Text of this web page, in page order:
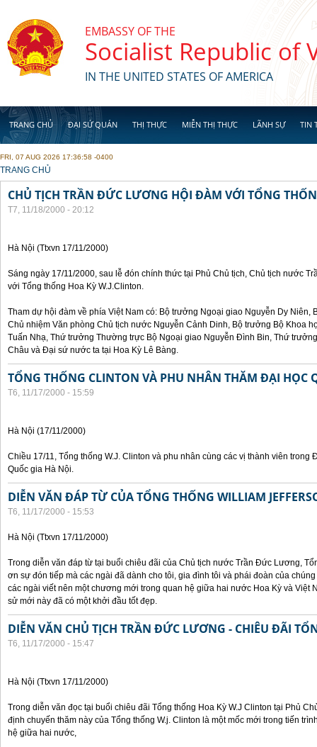
EMBASSY OF THE
Socialist Republic of
IN THE UNITED STATES OF AMERICA
TRANG CHỦ ĐẠI SỨ QUÁN THỊ THỰC MIỄN THỊ THỰC LÃNH SỰ TIN
FRI, 07 AUG 2026 17:36:58 -0400
YOU ARE HERE
TRANG CHỦ
CHỦ TỊCH TRẦN ĐỨC LƯƠNG HỘI ĐÀM VỚI TỔNG
T7, 11/18/2000 - 20:12
Hà Nội (Ttxvn 17/11/2000)
Sáng ngày 17/11/2000, sau lễ đón chính thức tại Phủ Chủ tịch, Chủ tịch nước
với Tổng thống Hoa Kỳ W.J.Clinton.
Tham dự hội đàm về phía Việt Nam có: Bộ trưởng Ngoại giao Nguyễn Dy Niên,
Chủ nhiệm Văn phòng Chủ tịch nước Nguyễn Cảnh Dinh, Bộ trưởng Bộ Khoa
Tuấn Nhạ, Thứ trưởng Thường trực Bộ Ngoại giao Nguyễn Đình Bin, Thứ
Châu và Đại sứ nước ta tại Hoa Kỳ Lê Bàng.
TỔNG THỐNG CLINTON VÀ PHU NHÂN THĂM ĐẠI HỌC
T6, 11/17/2000 - 15:59
Hà Nội (17/11/2000)
Chiều 17/11, Tổng thống W.J. Clinton và phu nhân cùng các vị thành viên
Quốc gia Hà Nội.
DIỄN VĂN ĐÁP TỪ CỦA TỔNG THỐNG WILLIAM
T6, 11/17/2000 - 15:53
Hà Nội (Ttxvn 17/11/2000)
Trong diễn văn đáp từ tại buổi chiêu đãi của Chủ tịch nước Trần Đức Lương,
ơn sự đón tiếp mà các ngài đã dành cho tôi, gia đình tôi và phái đoàn của
các ngài viết nên một chương mới trong quan hệ giữa hai nước Hoa Kỳ và Việt
sử mới này đã có một khởi đầu tốt đẹp.
DIỄN VĂN CHỦ TỊCH TRẦN ĐỨC LƯƠNG - CHIÊU ĐÃI
T6, 11/17/2000 - 15:47
Hà Nội (Ttxvn 17/11/2000)
Trong diễn văn đọc tại buổi chiêu đãi Tổng thống Hoa Kỳ W.J Clinton tại Phủ
định chuyến thăm này của Tổng thống W.j. Clinton là một mốc mới trong tiến
hệ giữa hai nước,